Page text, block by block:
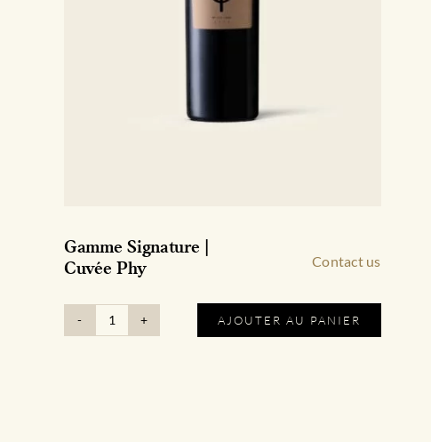
Gamme Signature |
Cuvée Phy
Contact us
quantité
AJOUTER AU PANIER